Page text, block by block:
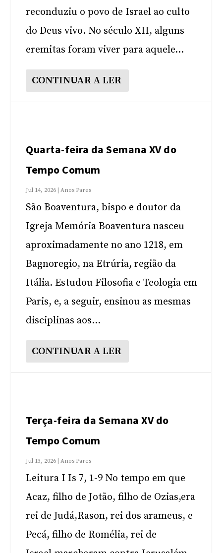
reconduziu o povo de Israel ao culto
do Deus vivo. No século XII, alguns
eremitas foram viver para aquele...
CONTINUAR A LER
Quarta-feira da Semana XV do
Tempo Comum
Jul 14, 2026 |Anos Pares
São Boaventura, bispo e doutor da
Igreja Memória Boaventura nasceu
aproximadamente no ano 1218, em
Bagnoregio, na Etrúria, região da
Itália. Estudou Filosofia e Teologia em
Paris, e, a seguir, ensinou as mesmas
disciplinas aos...
CONTINUAR A LER
Terça-feira da Semana XV do
Tempo Comum
Jul 13, 2026 |Anos Pares
Leitura I Is 7, 1-9 No tempo em que
Acaz, filho de Jotão, filho de Ozias,era
rei de Judá,Rason, rei dos arameus, e
Pecá, filho de Romélia, rei de